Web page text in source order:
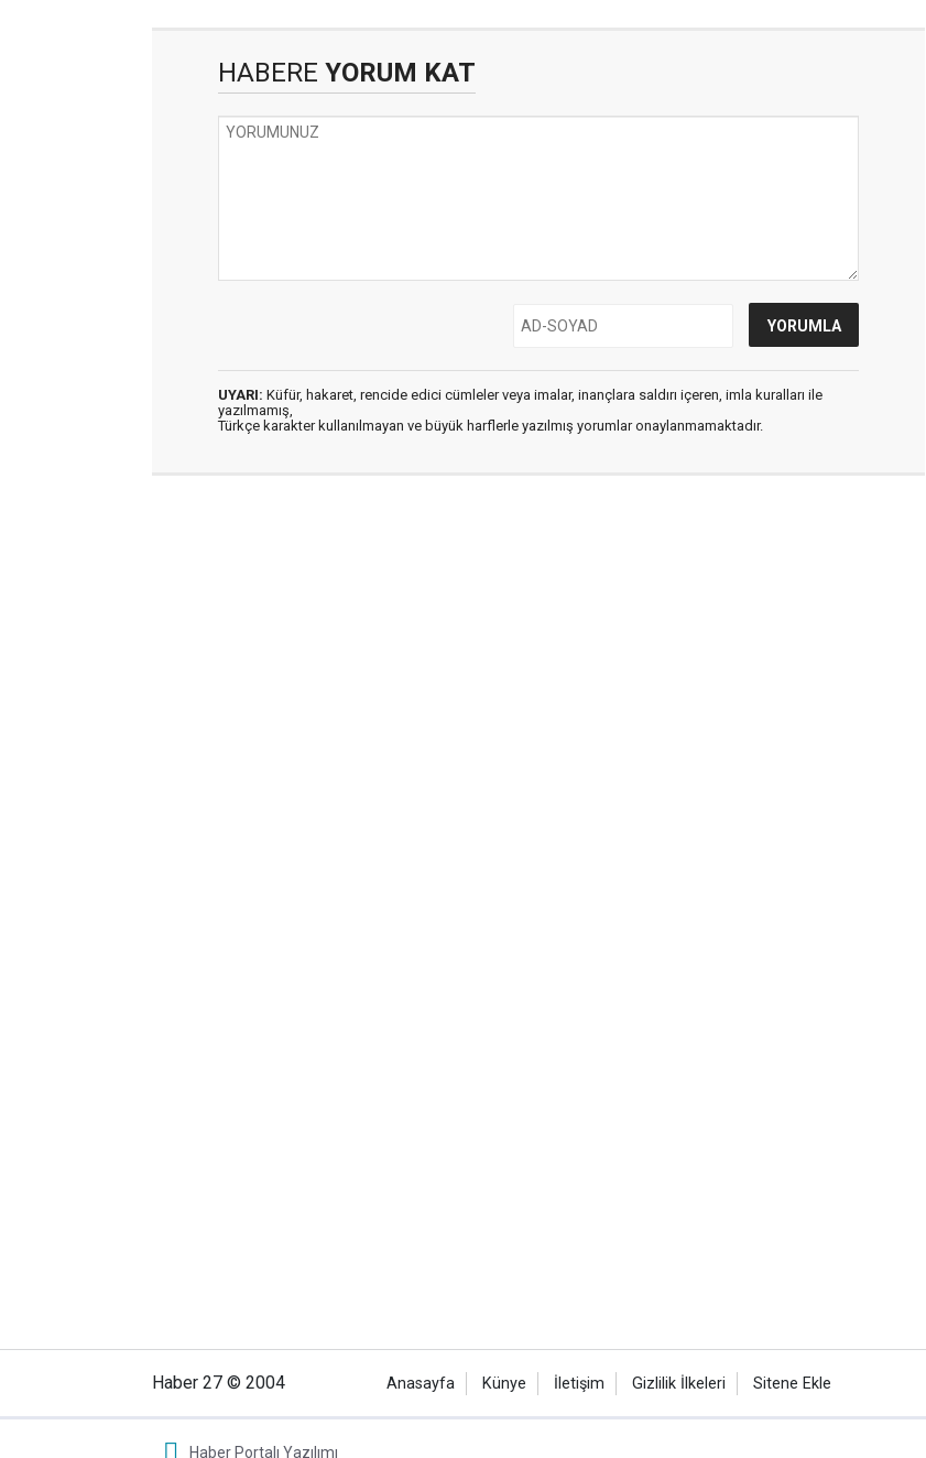
HABERE YORUM KAT
UYARI: Küfür, hakaret, rencide edici cümleler veya imalar, inançlara saldırı içeren, imla kuralları ile
yazılmamış,
Türkçe karakter kullanılmayan ve büyük harflerle yazılmış yorumlar onaylanmamaktadır.
Haber 27 © 2004 Anasayfa Künye İletişim Gizlilik İlkeleri Sitene Ekle
Haber Portalı Yazılımı